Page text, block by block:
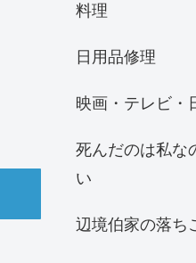
料理
日用品修理
映画・テレビ・
死んだのは私な
い
辺境伯家の落ち